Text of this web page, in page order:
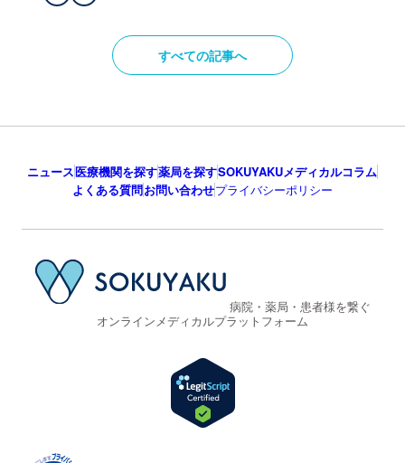
すべての記事へ
ニュース医療機関を探す薬局を探すSOKUYAKUメディカルコラム
よくある質問お問い合わせプライバシーポリシー
病院・薬局・患者様を繋ぐ
オンラインメディカルプラットフォーム